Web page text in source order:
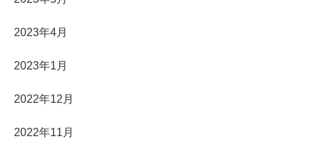
2023年4月
2023年1月
2022年12月
2022年11月